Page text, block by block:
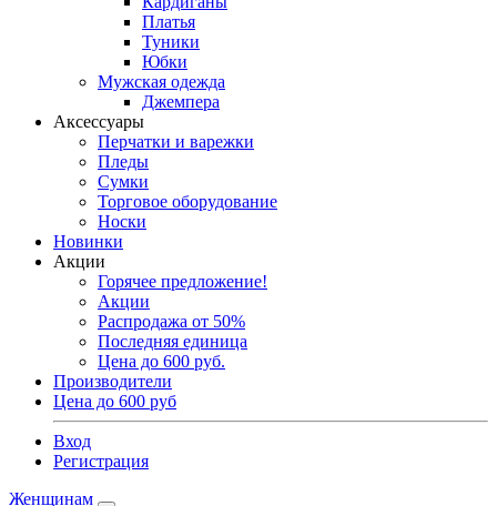
Платья
Туники
Юбки
Мужская одежда
Джемпера
Аксессуары
Перчатки и варежки
Пледы
Сумки
Торговое оборудование
Носки
Новинки
Акции
Горячее предложение!
Акции
Распродажа от 50%
Последняя единица
Цена до 600 руб.
Производители
Цена до 600 руб
Вход
Регистрация
Женщинам